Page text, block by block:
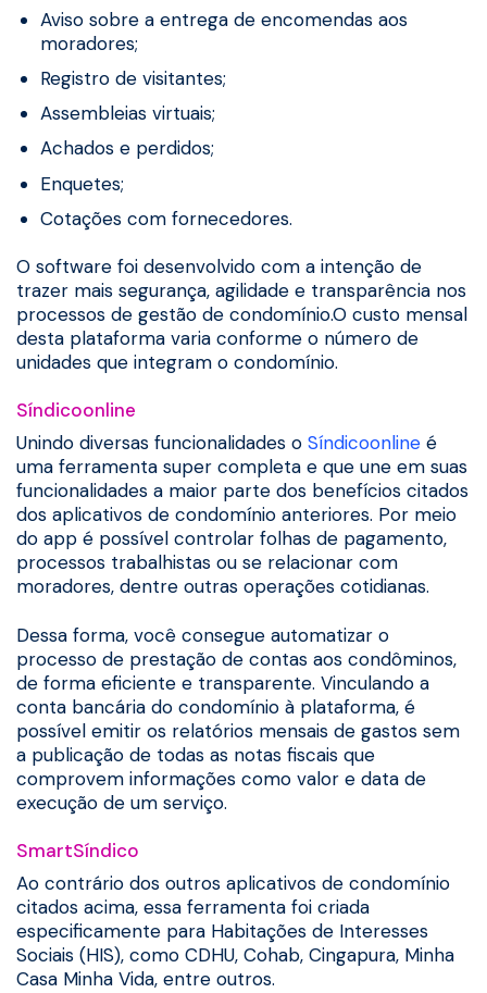
Aviso sobre a entrega de encomendas aos
moradores;
Registro de visitantes;
Assembleias virtuais;
Achados e perdidos;
Enquetes;
Cotações com fornecedores.
O software foi desenvolvido com a intenção de
trazer mais segurança, agilidade e transparência nos
processos de gestão de condomínio.O custo mensal
desta plataforma varia conforme o número de
unidades que integram o condomínio.
Síndicoonline
Unindo diversas funcionalidades o Síndicoonline é
uma ferramenta super completa e que une em suas
funcionalidades a maior parte dos benefícios citados
dos aplicativos de condomínio anteriores. Por meio
do app é possível controlar folhas de pagamento,
processos trabalhistas ou se relacionar com
moradores, dentre outras operações cotidianas.
Dessa forma, você consegue automatizar o
processo de prestação de contas aos condôminos,
de forma eficiente e transparente. Vinculando a
conta bancária do condomínio à plataforma, é
possível emitir os relatórios mensais de gastos sem
a publicação de todas as notas fiscais que
comprovem informações como valor e data de
execução de um serviço.
SmartSíndico
Ao contrário dos outros aplicativos de condomínio
citados acima, essa ferramenta foi criada
especificamente para Habitações de Interesses
Sociais (HIS), como CDHU, Cohab, Cingapura, Minha
Casa Minha Vida, entre outros.